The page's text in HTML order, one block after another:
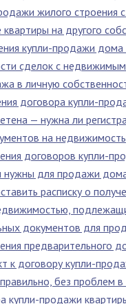
жилого строения
на другого
купли-продажи дома
сделок с
в личную
договора купли-
— нужна ли
на недвижимость
договоров купли-
нужны для продажи
расписку о
документов для
предварительного
к договору купли-
без проблем
купли-продажи